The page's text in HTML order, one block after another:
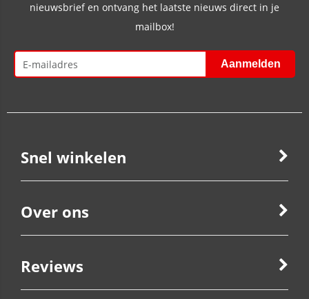
nieuwsbrief en ontvang het laatste nieuws direct in je
mailbox!
Snel winkelen
Over ons
Reviews